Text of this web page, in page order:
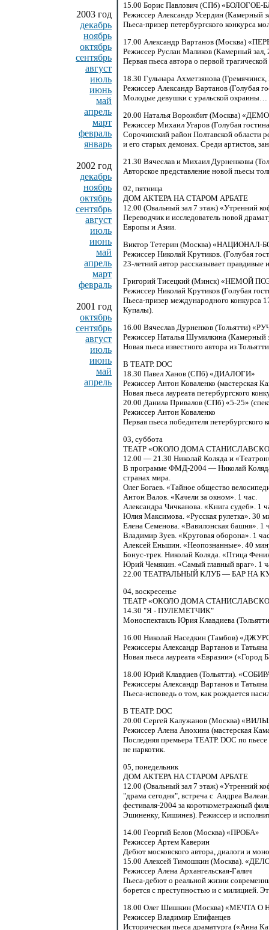
2003 год
декабрь
ноябрь
октябрь
сентябрь
август
июль
июнь
май
апрель
март
февраль
январь
2002 год
декабрь
ноябрь
октябрь
сентябрь
август
июль
июнь
май
апрель
март
февраль
2001 год
октябрь
сентябрь
август
июль
июнь
май
апрель
15.00 Борис Павлович (СПб) «БОЛОГОЕ-
Режиссер Александр Усердин (Камерный
Пьеса-призер петербургского конкурса
17.00 Александр Вартанов (Москва)
Режиссер Руслан Маликов (Камерный зал,
Первая пьеса автора о первой
18.30 Гульнара Ахметзянова
Режиссер Александр Вартанов (Голубая
Молодые девушки с уральской окраины…
20.00 Наталья Ворожбит (Москва)
Режиссер Михаил Угаров (Голубая
Сорочинский район Полтавской области
и его старых демонах. Среди артистов,
21.30 Вячеслав и Михаил Дурненковы
Авторское представление новой пьесы
02, пятница
ДОМ АКТЕРА НА СТАРОМ АРБАТЕ
12.00 (Овальный зал 7 этаж) «Утренний
Переводчик и исследователь новой
Европы и Азии.
Виктор Тетерин (Москва)
Режиссер Николай Крутиков. (Голубая
23-летний автор рассказывает правдивые
Григорий Тисецкий (Минск) «НЕМОЙ
Режиссер Николай Крутиков (Голубая
Пьеса-призер международного конкурса
Купалы).
16.00 Вячеслав Дурненков (Тольятти)
Режиссер Наталья Шумилкина (Камерный
Новая пьеса известного автора из
В ТЕАТР. DOC
18.30 Павел Ханов (СПб) «ДИАЛОГИ»
Режиссер Антон Коваленко (мастерская
Новая пьеса лауреата петербургского
20.00 Данила Привалов (СПб) «5-25»
Режиссер Антон Коваленко
Первая пьеса победителя
03, суббота
ТЕАТР «ОКОЛО ДОМА
12.00 — 21.30 Николай Коляда и
В программе ФМД-2004 — Николай Коляда,
странах мира.
Олег Богаев. «Тайное общество
Антон Валов. «Качели за окном». 1 час.
Александра Чичканова. «Книга судеб». 1
Юлия Максимова. «Русская рулетка». 30
Елена Семенова. «Вавилонская башня». 1
Владимир Зуев. «Круговая оборона». 1
Алексей Еньшин. «Неопознанные». 40
Бонус-трек. Николай Коляда. «Птица
Юрий Чемякин. «Самый главный враг». 1
22.00 ТЕАТРАЛЬНЫЙ КЛУБ — БАР НА
04, воскресенье
ТЕАТР «ОКОЛО ДОМА
14.30 "Я - ПУЛЕМЕТЧИК"
Моноспектакль Юрия Клавдиева
16.00 Николай Наседкин (Тамбов)
Режиссеры Александр Вартанов и
Новая пьеса лауреата «Евразии»
18.00 Юрий Клавдиев (Тольятти).
Режиссеры Александр Вартанов и
Пьеса-исповедь о том, как рождается
В ТЕАТР. DOC
20.00 Сергей Калужанов (Москва)
Режиссер Алена Анохина (мастерская
Последняя премьера ТЕАТР. DOC по
не наркотик.
05, понедельник
ДОМ АКТЕРА НА СТАРОМ АРБАТЕ
12.00 (Овальный зал 7 этаж) «Утренний
"драма сегодня", встреча с Андреа
фестиваля-2004 за короткометражный
Эшиненку, Кишинев). Режиссер и
14.00 Георгий Белов (Москва) «ПРОБА»
Режиссер Артем Каверин
Дебют московского автора, диалоги и
15.00 Алексей Тимошкин (Москва).
Режиссер Алена Архангельская-Галич
Пьеса-дебют о реальной жизни
борется с преступностью и с милицией.
18.00 Олег Шишкин (Москва) «МЕЧТА О
Режиссер Владимир Епифанцев
Историческая пьеса драматурга («Анна